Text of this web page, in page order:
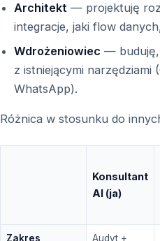
Architekt — projektuję
integracje, jaki flow
Wdrożeniowiec — buduję,
z istniejącymi narzędziami
WhatsApp).
Różnica w stosunku do
Konsultant
AI (ja)
Zakres
Audyt +